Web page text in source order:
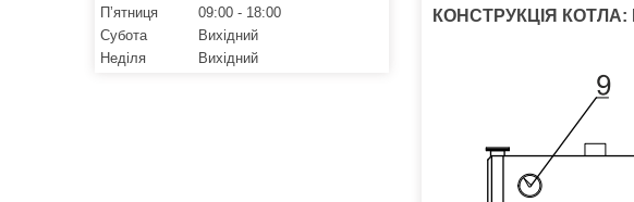
КОНСТРУКЦІЯ КОТЛА:
Пʼятниця
09:00
18:00
Субота
Вихідний
Неділя
Вихідний